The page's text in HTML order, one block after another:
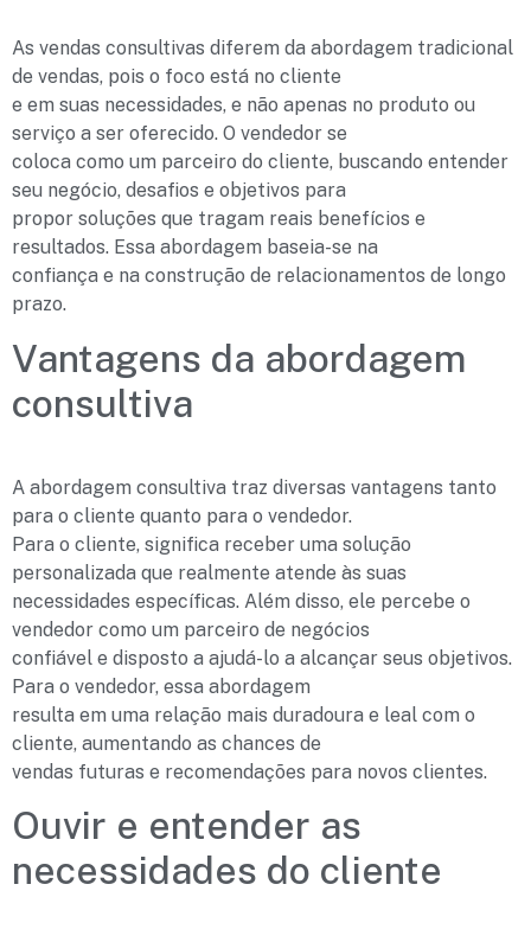
As vendas consultivas diferem da abordagem tradicional
de vendas, pois o foco está no cliente
e em suas necessidades, e não apenas no produto ou
serviço a ser oferecido. O vendedor se
coloca como um parceiro do cliente, buscando entender
seu negócio, desafios e objetivos para
propor soluções que tragam reais benefícios e
resultados. Essa abordagem baseia-se na
confiança e na construção de relacionamentos de longo
prazo.
Vantagens da abordagem
consultiva
A abordagem consultiva traz diversas vantagens tanto
para o cliente quanto para o vendedor.
Para o cliente, significa receber uma solução
personalizada que realmente atende às suas
necessidades específicas. Além disso, ele percebe o
vendedor como um parceiro de negócios
confiável e disposto a ajudá-lo a alcançar seus objetivos.
Para o vendedor, essa abordagem
resulta em uma relação mais duradoura e leal com o
cliente, aumentando as chances de
vendas futuras e recomendações para novos clientes.
Ouvir e entender as
necessidades do cliente